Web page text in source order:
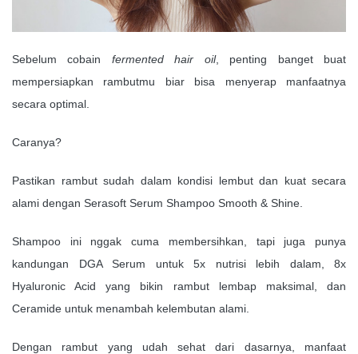
Sebelum cobain fermented hair oil, penting banget buat
mempersiapkan rambutmu biar bisa menyerap manfaatnya
secara optimal.
Caranya?
Pastikan rambut sudah dalam kondisi lembut dan kuat secara
alami dengan Serasoft Serum Shampoo Smooth & Shine.
Shampoo ini nggak cuma membersihkan, tapi juga punya
kandungan DGA Serum untuk 5x nutrisi lebih dalam, 8x
Hyaluronic Acid yang bikin rambut lembap maksimal, dan
Ceramide untuk menambah kelembutan alami.
Dengan rambut yang udah sehat dari dasarnya, manfaat